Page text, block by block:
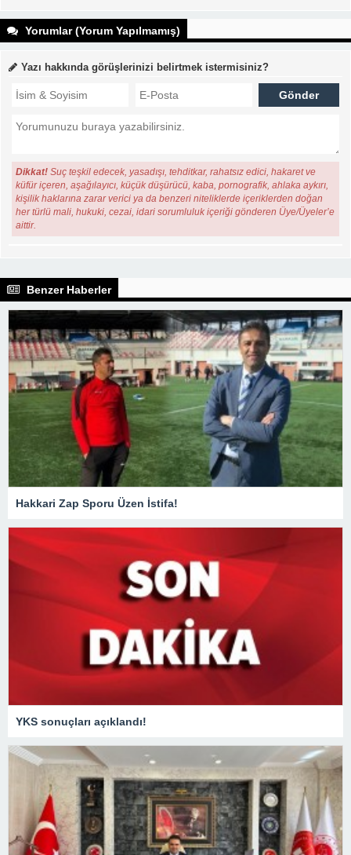
Yorumlar (Yorum Yapılmamış)
Yazı hakkında görüşlerinizi belirtmek istermisiniz?
Dikkat! Suç teşkil edecek, yasadışı, tehditkar, rahatsız edici, hakaret ve
küfür içeren, aşağılayıcı, küçük düşürücü, kaba, pornografik, ahlaka aykırı,
kişilik haklarına zarar verici ya da benzeri niteliklerde içeriklerden doğan
her türlü mali, hukuki, cezai, idari sorumluluk içeriği gönderen Üye/Üyeler’e
aittir.
Benzer Haberler
Hakkari Zap Sporu Üzen İstifa!
YKS sonuçları açıklandı!